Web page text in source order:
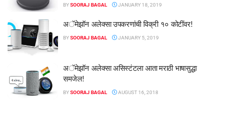
BYSOORAJ BAGAL JANUARY 18, 2019
अॅमेझॉन अलेक्सा उपकरणांची विक्री १० कोटींवर!
BYSOORAJ BAGAL JANUARY 5, 2019
अॅमेझॉन अलेक्सा असिस्टंटला आता मराठी भाषासुद्धा
समजेल!
BYSOORAJ BAGAL AUGUST 16, 2018